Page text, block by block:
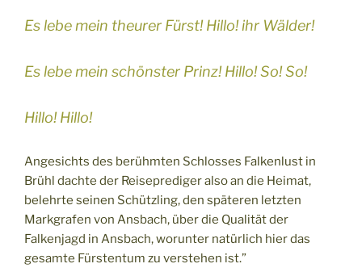
Es lebe mein theurer Fürst! Hillo! ihr Wälder!
Es lebe mein schönster Prinz! Hillo! So! So!
Hillo! Hillo!
Angesichts des berühmten Schlosses Falkenlust in
Brühl dachte der Reiseprediger also an die Heimat,
belehrte seinen Schützling, den späteren letzten
Markgrafen von Ansbach, über die Qualität der
Falkenjagd in Ansbach, worunter natürlich hier das
gesamte Fürstentum zu verstehen ist.”